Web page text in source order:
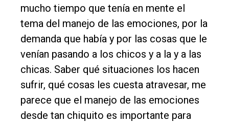
mucho tiempo que tenía en mente el
tema del manejo de las emociones, por la
demanda que había y por las cosas que le
venían pasando a los chicos y a la y a las
chicas. Saber qué situaciones los hacen
sufrir, qué cosas les cuesta atravesar, me
parece que el manejo de las emociones
desde tan chiquito es importante para